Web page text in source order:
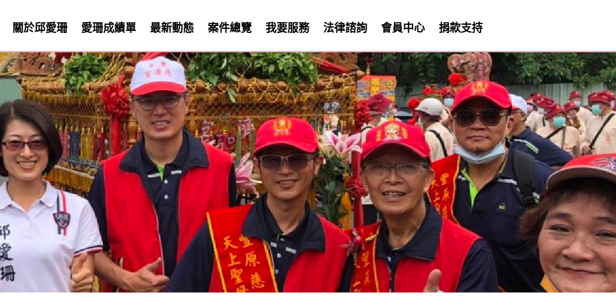
關於邱愛珊 愛珊成績單 最新動態 案件總覽 我要服務 法律諮詢 會員中心 捐款支持